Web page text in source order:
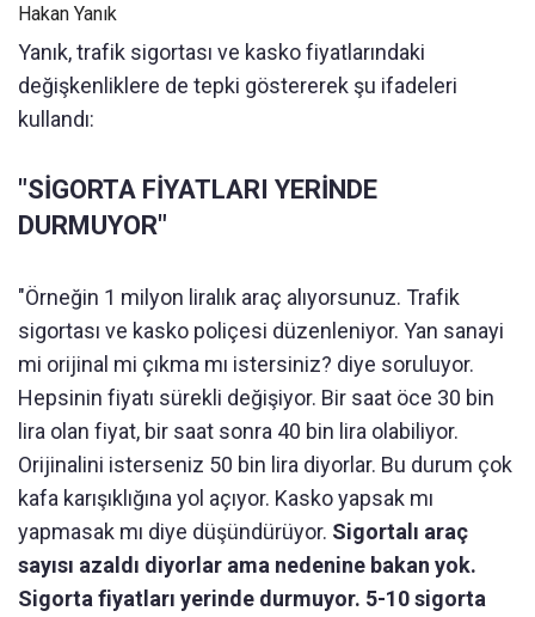
Hakan Yanık
Yanık, trafik sigortası ve kasko fiyatlarındaki
değişkenliklere de tepki göstererek şu ifadeleri
kullandı:
"SİGORTA FİYATLARI YERİNDE
DURMUYOR"
"Örneğin 1 milyon liralık araç alıyorsunuz. Trafik
sigortası ve kasko poliçesi düzenleniyor. Yan sanayi
mi orijinal mi çıkma mı istersiniz? diye soruluyor.
Hepsinin fiyatı sürekli değişiyor. Bir saat öce 30 bin
lira olan fiyat, bir saat sonra 40 bin lira olabiliyor.
Orijinalini isterseniz 50 bin lira diyorlar. Bu durum çok
kafa karışıklığına yol açıyor. Kasko yapsak mı
yapmasak mı diye düşündürüyor. Sigortalı araç
sayısı azaldı diyorlar ama nedenine bakan yok.
Sigorta fiyatları yerinde durmuyor. 5-10 sigorta